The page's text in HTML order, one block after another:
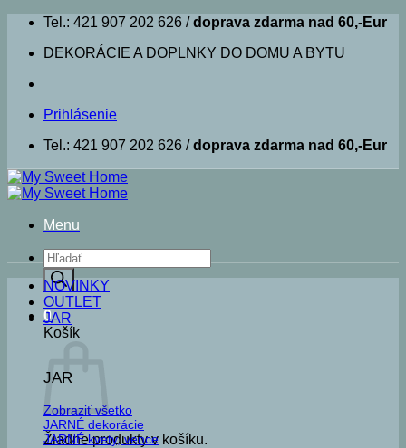
Skip
content
Tel.: 421 907 202 626 /doprava zdarma nad 60,-Eur
DEKORÁCIE A DOPLNKY DO DOMU A BYTU
Prihlásenie
Tel.: 421 907 202 626 /doprava zdarma nad 60,-Eur
Menu
Products
search
0
Košík
Žiadne produkty v košíku.
NOVINKY
OUTLET
JAR
JAR
Zobraziť všetko
JARNÉ dekorácie
JARNÉ kvety, vence